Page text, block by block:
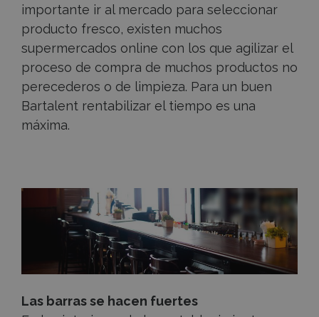
importante ir al mercado para seleccionar
producto fresco, existen muchos
supermercados online con los que agilizar el
proceso de compra de muchos productos no
perecederos o de limpieza. Para un buen
Bartalent rentabilizar el tiempo es una
máxima.
Las barras se hacen fuertes